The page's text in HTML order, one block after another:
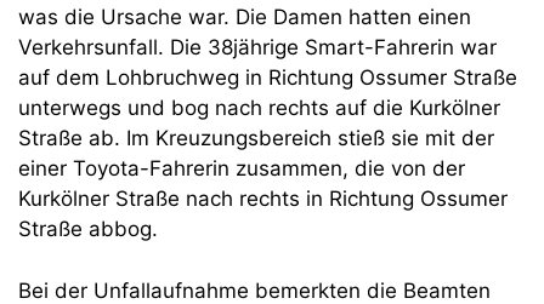
was die Ursache war. Die Damen hatten einen
Verkehrsunfall. Die 38jährige Smart-Fahrerin war
auf dem Lohbruchweg in Richtung Ossumer Straße
unterwegs und bog nach rechts auf die Kurkölner
Straße ab. Im Kreuzungsbereich stieß sie mit der
einer Toyota-Fahrerin zusammen, die von der
Kurkölner Straße nach rechts in Richtung Ossumer
Straße abbog.
Bei der Unfallaufnahme bemerkten die Beamten